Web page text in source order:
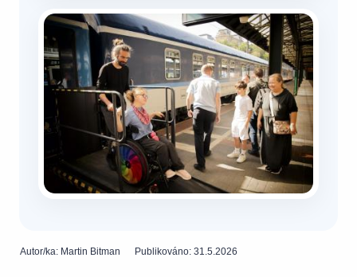
Autor/ka: Martin Bitman Publikováno: 31.5.2026